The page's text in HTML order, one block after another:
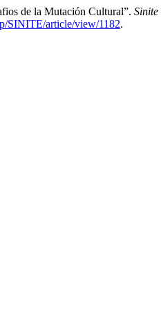
de la Mutación Cultural”. Sinite
SINITE/article/view/1182.